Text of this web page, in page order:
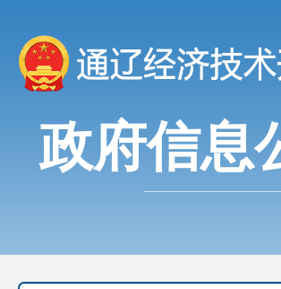
政府信息